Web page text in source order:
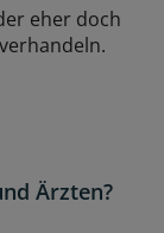
eher doch
Ärzten?